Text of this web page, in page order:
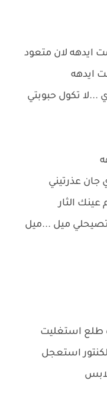
ايدهه لان متعود
ايدهه
...لا تكول حبوبتي
جان عذرتيني
الثار
ميل ...ميل
طلع استغليت
استعجل